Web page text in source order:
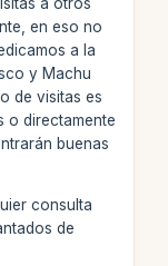
en eso no
a la
y Machu
de visitas es
o directamente
buenas
consulta
de